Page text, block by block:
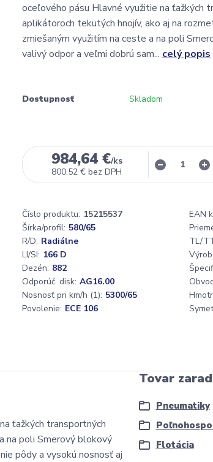
oceľového pásu Hlavné využitie na ťažkých
aplikátoroch tekutých hnojív, ako aj na
zmiešaným využitím na ceste a na poli
valivý odpor a veľmi dobrú sam... celý popis
Dostupnosť Skladom
984,64 €/ks
800,52 € bez DPH
Číslo produktu: 15215537 EAN
Šírka/profil: 580/65
R/D: Radiálne TL/
LI/SI: 166 D
Dezén: 882
Odporúč. disk: AG16.00
Nosnosť pri km/h (1): 5300/65
Povolenie: ECE 106
ťažkých transportných
na poli Smerový blokový
pôdy a vysokú nosnosť aj
Tovar
Pneumatiky
Flotácia